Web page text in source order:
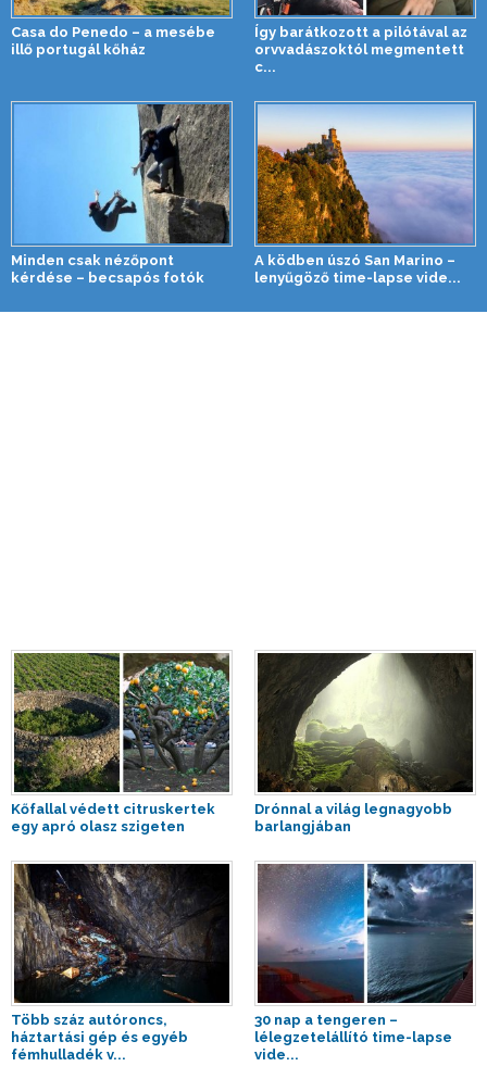
Casa do Penedo – a mesébe
illő portugál kőház
Így barátkozott a pilótával az
orvvadászoktól megmentett
c...
Minden csak nézőpont
kérdése – becsapós fotók
A ködben úszó San Marino –
lenyűgöző time-lapse vide...
Kőfallal védett citruskertek
egy apró olasz szigeten
Drónnal a világ legnagyobb
barlangjában
Több száz autóroncs,
háztartási gép és egyéb
fémhulladék v...
30 nap a tengeren –
lélegzetelállító time-lapse
vide...